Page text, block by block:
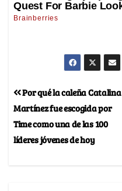
Por qué la caleña Catalina
Martínez fue escogida por
Time como una de las 100
líderes jóvenes de hoy